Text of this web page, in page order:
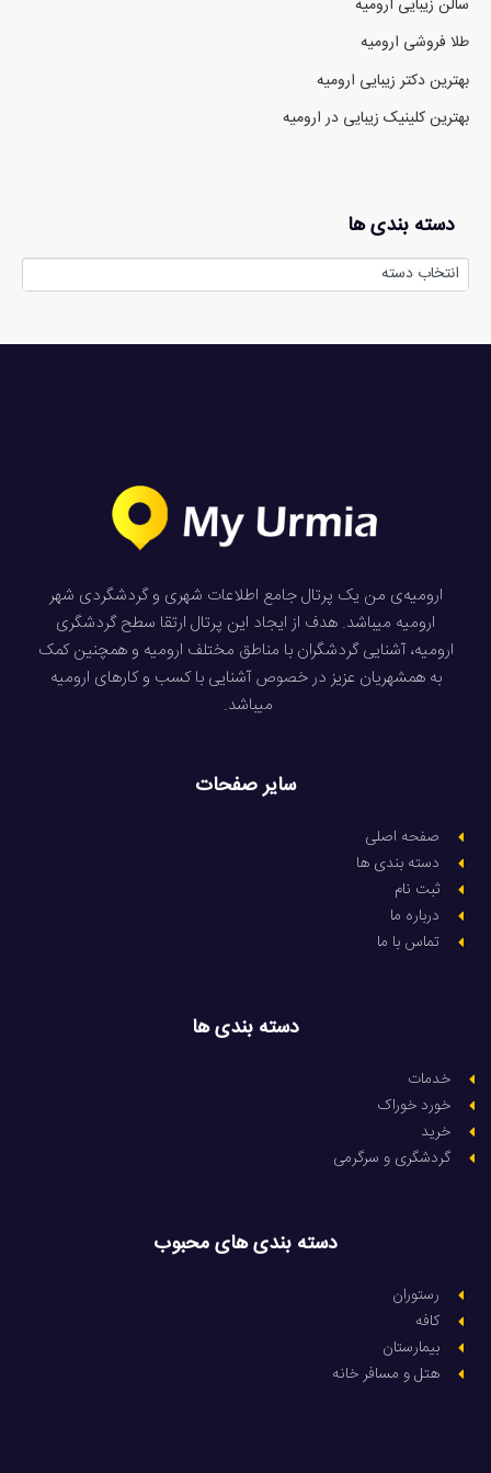
سالن زیبایی ارومیه
طلا فروشی ارومیه
بهترین دکتر زیبایی ارومیه
بهترین کلینیک زیبایی در ارومیه
دسته بندی ها
ارومیه‌ی من یک پرتال جامع اطلاعات شهری و گردشگردی شهر
ارومیه میباشد. هدف از ایجاد این پرتال ارتقا سطح گردشگری
ارومیه، آشنایی گردشگران با مناطق مختلف ارومیه و همچنین کمک
به همشهریان عزیز در خصوص آشنایی با کسب و کارهای ارومیه
میباشد.
سایر صفحات
صفحه اصلی
دسته بندی ها
ثبت نام
درباره ما
تماس با ما
دسته بندی ها
خدمات
خورد خوراک
خرید
گردشگری و سرگرمی
دسته بندی های محبوب
رستوران
کافه
بیمارستان
هتل و مسافر خانه